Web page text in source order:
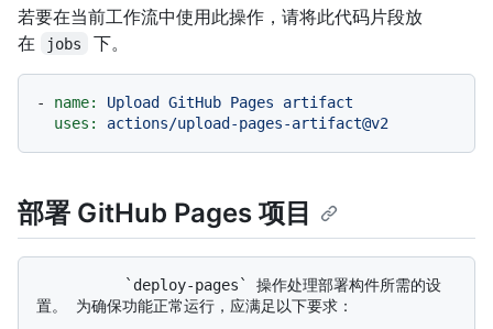
若要在当前工作流中使用此操作，请将此代码片段放
在
jobs 下。
- name: Upload GitHub Pages
artifact
uses:
actions/upload-pages-artifact@v2
部署 GitHub Pages 项目